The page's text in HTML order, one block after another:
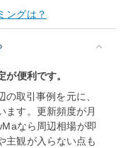
ングは？
便利です。
取引事例を元に、
ます。更新頻度が月
なら周辺相場が即
主観が入らない点も